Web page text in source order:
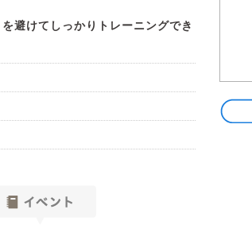
避けてしっかりトレーニングでき